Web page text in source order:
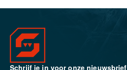
Schrijf je in voor onze nieuwsbrief